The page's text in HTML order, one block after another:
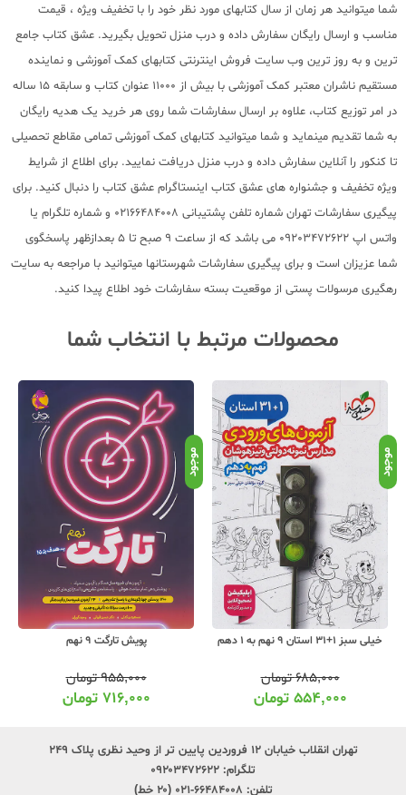
شما میتوانید هر زمان از سال کتابهای مورد نظر خود را با تخفیف ویژه ، قیمت
مناسب و ارسال رایگان سفارش داده و درب منزل تحویل بگیرید. عشق کتاب جامع
ترین و به روز ترین وب سایت فروش اینترنتی کتابهای کمک آموزشی و نماینده
مستقیم ناشران معتبر کمک آموزشی با بیش از 11000 عنوان کتاب و سابقه 15 ساله
در امر توزیع کتاب، علاوه بر ارسال سفارشات شما روی هر خرید یک هدیه رایگان
به شما تقدیم مینماید و شما میتوانید کتابهای کمک آموزشی تمامی مقاطع تحصیلی
تا کنکور را آنلاین سفارش داده و درب منزل دریافت نمایید. برای اطلاع از شرایط
ویژه تخفیف و جشنواره های عشق کتاب اینستاگرام عشق کتاب را دنبال کنید. برای
پیگیری سفارشات تهران شماره تلفن پشتیبانی 02166484008 و شماره تلگرام یا
واتس اپ 09203472622 می باشد که از ساعت 9 صبح تا 5 بعدازظهر پاسخگوی
شما عزیزان است و برای پیگیری سفارشات شهرستانها میتوانید با مراجعه به سایت
رهگیری مرسولات پستی از موقعیت بسته سفارشات خود اطلاع پیدا کنید.
محصولات مرتبط با انتخاب شما
موجود
خیلی سبز 1+31 استان 9 نهم به 1 دهم
۶۸۵,۰۰۰تومان
۵۵۴,۰۰۰ تومان
موجود
پویش تارگت 9 نهم
۹۵۵,۰۰۰تومان
۷۱۶,۰۰۰ تومان
تهران انقلاب خیابان ۱۲ فروردین پایین تر از وحید نظری پلاک ۲۴۹
تلگرام: ۰۹۲۰۳۴۷۲۶۲۲
تلفن: ۶۶۴۸۴۰۰۸-۰۲۱ (۲۰ خط)